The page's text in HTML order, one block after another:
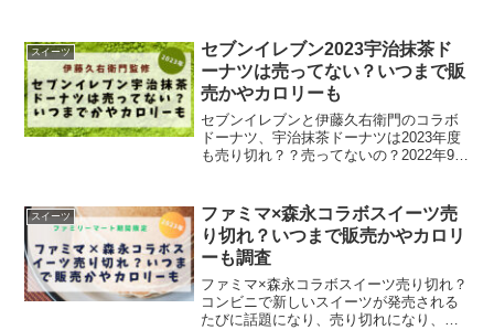
よね。2023年秋に発売された新作は「焼
芋（焼芋ブリュレ...
スイーツ
セブンイレブン2023宇治抹茶ド
ーナツは売ってない？いつまで販
売かやカロリーも
セブンイレブンと伊藤久右衛門のコラボ
ドーナツ、宇治抹茶ドーナツは2023年度
も売り切れ？？売ってないの？2022年9月
も大きかった、ドーナツ。今回は買える
の？2023年...
スイーツ
ファミマ×森永コラボスイーツ売
り切れ？いつまで販売かやカロリ
ーも調査
ファミマ×森永コラボスイーツ売り切れ？
コンビニで新しいスイーツが発売される
たびに話題になり、売り切れになり、買